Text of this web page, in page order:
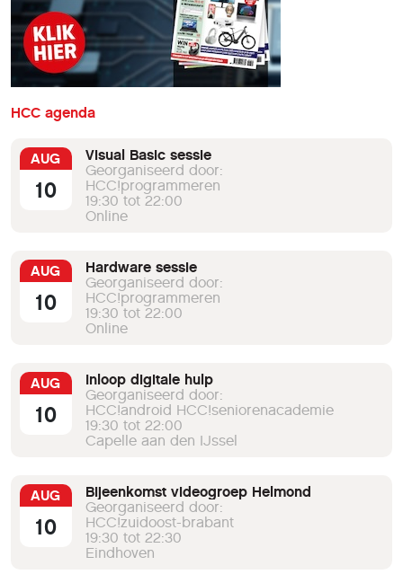
HCC agenda
AUG
10
Visual Basic sessie
Georganiseerd door:
HCC!programmeren
19:30 tot 22:00
Online
AUG
10
Hardware sessie
Georganiseerd door:
HCC!programmeren
19:30 tot 22:00
Online
AUG
10
Inloop digitale hulp
Georganiseerd door:
HCC!android HCC!seniorenacademie
19:30 tot 22:00
Capelle aan den IJssel
AUG
10
Bijeenkomst videogroep Helmond
Georganiseerd door:
HCC!zuidoost-brabant
19:30 tot 22:30
Eindhoven